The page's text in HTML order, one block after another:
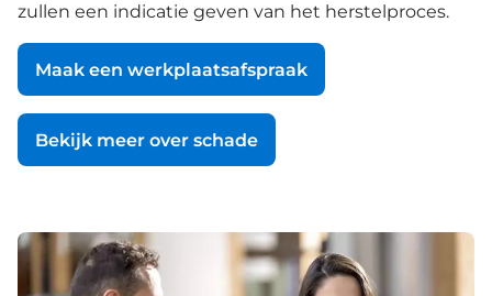
zullen een indicatie geven van het herstelproces.
Maak een werkplaatsafspraak
Bekijk meer over schade